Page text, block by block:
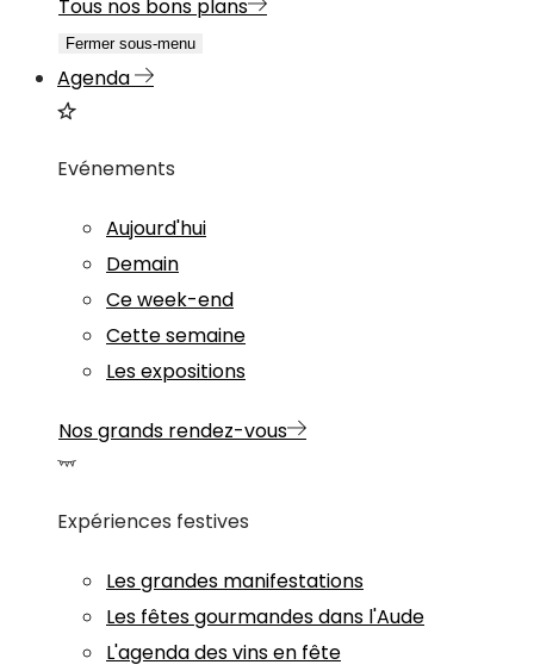
Tous nos bons plans
Fermer sous-menu
Agenda
Evénements
Aujourd'hui
Demain
Ce week-end
Cette semaine
Les expositions
Nos grands rendez-vous
Expériences festives
Les grandes manifestations
Les fêtes gourmandes dans l'Aude
L'agenda des vins en fête